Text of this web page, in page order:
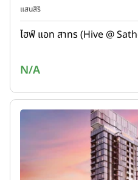
แสนสิริ
ไฮฟ์ แอท สาทร (Hive @
N/A